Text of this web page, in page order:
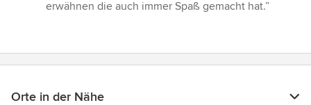
erwähnen die auch immer Spaß gemacht hat.”
Orte in der Nähe